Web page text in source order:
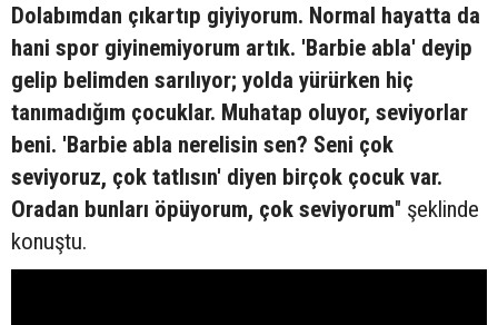
Dolabımdan çıkartıp giyiyorum. Normal hayatta da
hani spor giyinemiyorum artık. 'Barbie abla' deyip
gelip belimden sarılıyor; yolda yürürken hiç
tanımadığım çocuklar. Muhatap oluyor, seviyorlar
beni. 'Barbie abla nerelisin sen? Seni çok
seviyoruz, çok tatlısın' diyen birçok çocuk var.
Oradan bunları öpüyorum, çok seviyorum" şeklinde
konuştu.